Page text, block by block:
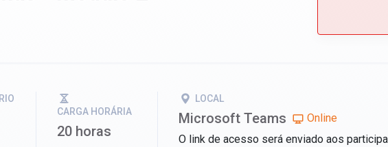
CARGA HORÁRIA
20 horas
LOCAL
Microsoft Teams
Online
O link de acesso será enviado aos